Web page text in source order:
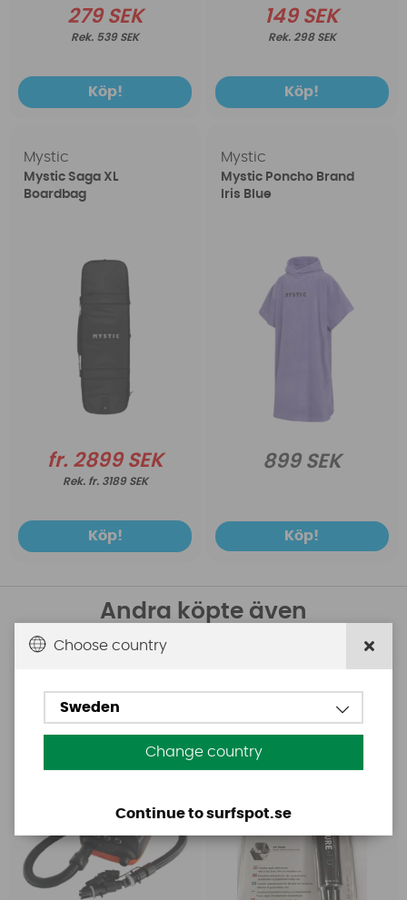
279 SEK
539 SEK
Köp!
149 SEK
298 SEK
Köp!
Mystic
Mystic Saga XL
Boardbag
fr. 2899 SEK
fr. 3189 SEK
Köp!
Mystic
Mystic Poncho Brand
Iris Blue
899 SEK
Köp!
Andra köpte även
SUP Pump
Choose country
Sweden
Change country
Continue to surfspot.se